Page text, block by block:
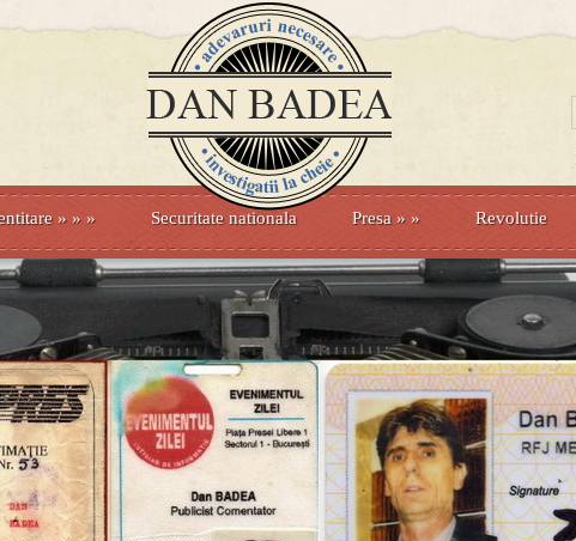
» » » Securitate nationala Presa » » Revolutie